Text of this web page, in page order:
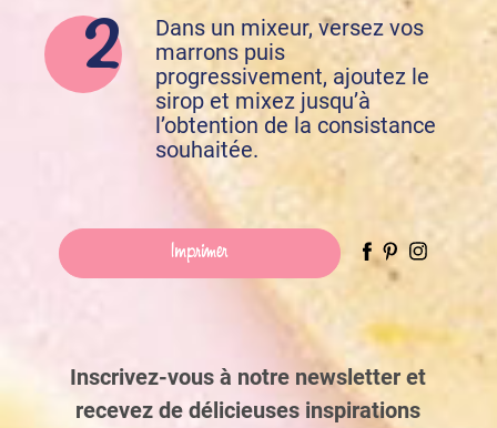
Imprimer
Dans un mixeur, versez vos
marrons puis
progressivement, ajoutez le
sirop et mixez jusqu’à
l’obtention de la consistance
souhaitée.
Inscrivez-vous à notre newsletter et
recevez de délicieuses inspirations